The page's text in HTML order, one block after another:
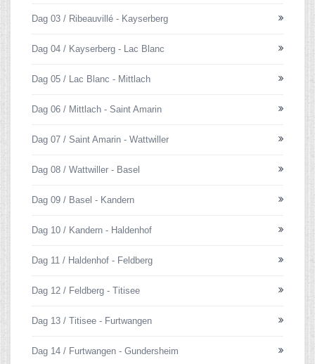
Dag 03 / Ribeauvillé - Kayserberg
Dag 04 / Kayserberg - Lac Blanc
Dag 05 / Lac Blanc - Mittlach
Dag 06 / Mittlach - Saint Amarin
Dag 07 / Saint Amarin - Wattwiller
Dag 08 / Wattwiller - Basel
Dag 09 / Basel - Kandern
Dag 10 / Kandern - Haldenhof
Dag 11 / Haldenhof - Feldberg
Dag 12 / Feldberg - Titisee
Dag 13 / Titisee - Furtwangen
Dag 14 / Furtwangen - Gundersheim